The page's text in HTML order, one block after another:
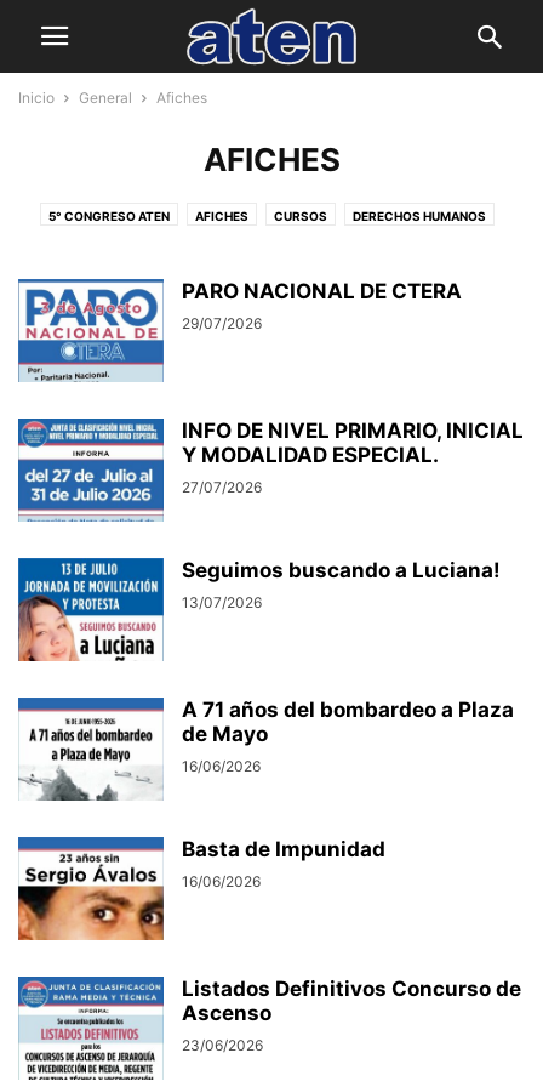
Inicio General Afiches
AFICHES
5° CONGRESO ATEN AFICHES CURSOS DERECHOS HUMANOS
ED. FORMAL NO OBLIGATORIA
INCLUSIÓN Y EDUCACIÓN ESPECIAL
NIVEL INICIAL NIVEL MEDIO
PARO NACIONAL DE CTERA
29/07/2026
INFO DE NIVEL PRIMARIO, INICIAL
Y MODALIDAD ESPECIAL.
27/07/2026
Seguimos buscando a Luciana!
13/07/2026
A 71 años del bombardeo a Plaza
de Mayo
16/06/2026
Basta de Impunidad
16/06/2026
Listados Definitivos Concurso de
Ascenso
23/06/2026